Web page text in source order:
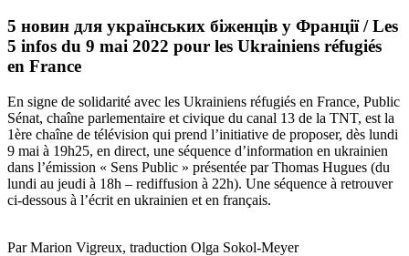
5 новин для українських біженців у Франції / Les
5 infos du 9 mai 2022 pour les Ukrainiens réfugiés
en France
En signe de solidarité avec les Ukrainiens réfugiés en France, Public
Sénat, chaîne parlementaire et civique du canal 13 de la TNT, est la
1ère chaîne de télévision qui prend l’initiative de proposer, dès lundi
9 mai à 19h25, en direct, une séquence d’information en ukrainien
dans l’émission « Sens Public » présentée par Thomas Hugues (du
lundi au jeudi à 18h – rediffusion à 22h). Une séquence à retrouver
ci-dessous à l’écrit en ukrainien et en français.
Par Marion Vigreux, traduction Olga Sokol-Meyer